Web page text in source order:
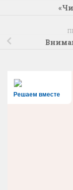
Решаем вместе